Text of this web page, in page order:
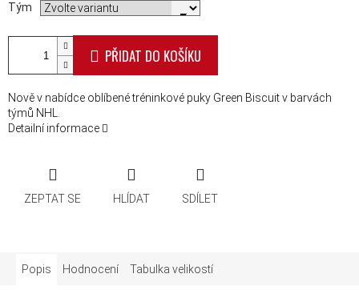
Tým
PŘIDAT DO KOŠÍKU
Nově v nabídce oblíbené tréninkové puky Green Biscuit v barvách
týmů NHL.
Detailní informace
ZEPTAT SE HLÍDAT SDÍLET
Popis Hodnocení Tabulka velikostí